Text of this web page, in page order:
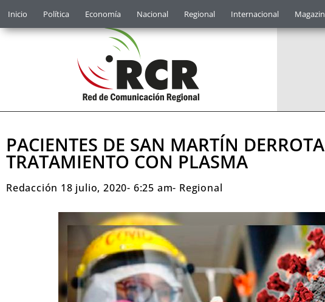
Inicio Política Economía Nacional Regional Internacional
PACIENTES DE SAN MARTÍN
TRATAMIENTO CON PLASMA
Redacción 18 julio, 2020- 6:25 am- Regional